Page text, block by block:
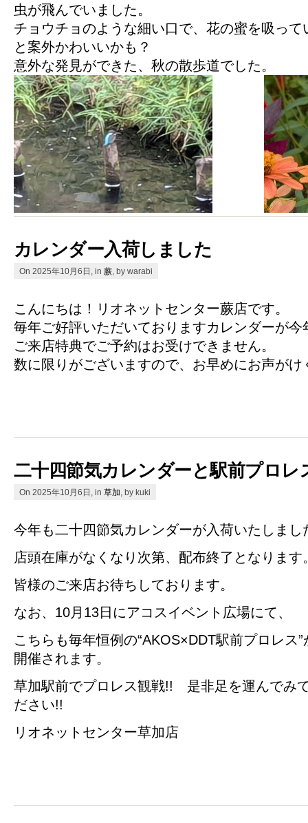
虫が飛んでいました。
チョウチョのような細い口で、花の蜜を吸っ
と案外かわいいかも？
意外な発見ができた、秋の散歩道でした。
カレンダー入荷しました
On 2025年10月6日, in 蕨 , by warabi
こんにちは！リオネットセンター蕨店です。
毎年ご好評いただいておりますカレンダーが今
ご来店特典でご予約はお受けできません。
数に限りがございますので、お早めにお声がけ
二十四節気カレンダーと駅前プロレ
On 2025年10月6日, in 草加 , by kuki
今年も二十四節気カレンダーが入荷いたしまし
店頭在庫がなくなり次第、配布終了となります
皆様のご来店お待ちしております。
なお、10月13日にアコスイベント広場にて、
こちらも毎年恒例の“AKOS×DDT駅前プロレス”
開催されます。
草加駅前でプロレス観戦!! 是非足を運んでみ
ださい!!
リオネットセンター草加店